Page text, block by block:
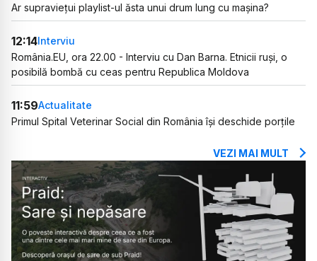
Ar supraviețui playlist-ul ăsta unui drum lung cu mașina?
12:14 Interviu
România.EU, ora 22.00 - Interviu cu Dan Barna. Etnicii ruși, o
posibilă bombă cu ceas pentru Republica Moldova
11:59Actualitate
Primul Spital Veterinar Social din România își deschide porțile
VEZI MAI MULT